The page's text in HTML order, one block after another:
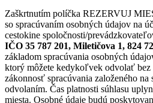
Zaškrtnutím políčka REZERVUJ
so spracúvaním osobných údajov na
cestokine spoločnosti/
IČO 35 787 201, Miletičova 1, 824
základom spracúvania osobných
ktorý môžete kedykoľvek odvolať bez
zákonnosť spracúvania založeného na
odvolaním. Čas platnosti súhlasu
miesta. Osobné údaje budú